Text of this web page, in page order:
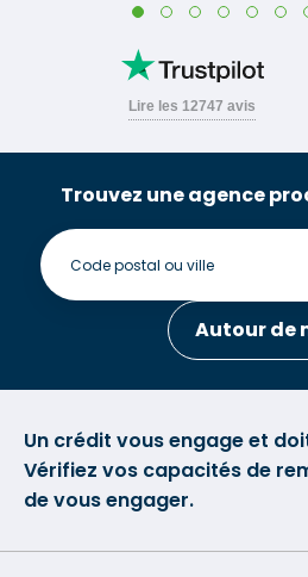
Trouvez une agence
Autour de
Un crédit vous engage et
Vérifiez vos capacités de
de vous engager.